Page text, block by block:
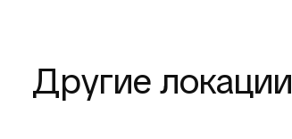
Другие локации